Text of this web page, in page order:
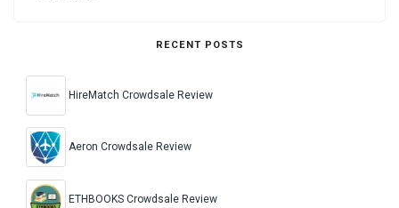
RECENT POSTS
HireMatch Crowdsale Review
Aeron Crowdsale Review
ETHBOOKS Crowdsale Review